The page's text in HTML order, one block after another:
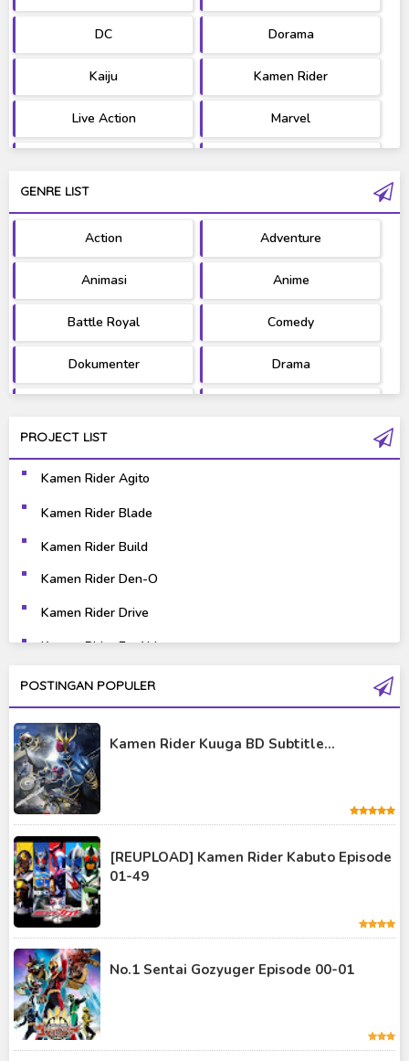
DC Dorama
Kaiju Kamen Rider
Live Action Marvel
Ultraman West Series
GENRE LIST
Action Adventure
Animasi Anime
Battle Royal Comedy
Dokumenter Drama
Science Fiction
Super Hero
PROJECT LIST
Kamen Rider Agito
Kamen Rider Blade
Kamen Rider Build
Kamen Rider Den-O
Kamen Rider Drive
Kamen Rider Ex-Aid
Kamen Rider Fourze
Kamen Rider Gaim
Kamen Rider Geats
Kamen Rider Ghost
Kamen Rider Kabuto
Kamen Rider Kuuga
Kamen Rider OOO
Kamen Rider Revice
Kamen Rider Saber
Kamen Rider Valkyrie
Kamen Rider Vulcan
Kamen Rider W
POSTINGAN POPULER
Kamen Rider Kuuga BD Subtitle...
[REUPLOAD] Kamen Rider Kabuto Episode
01-49
No.1 Sentai Gozyuger Episode 00-01